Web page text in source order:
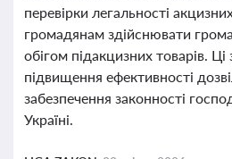
перевірки легальності
громадянам здійснювати
обігом підакцизних товарів.
підвищення ефективності
забезпечення законності
Україні.